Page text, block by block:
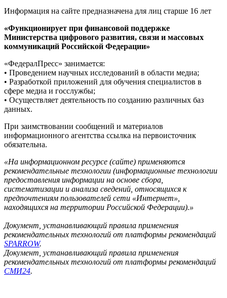
Информация на сайте предназначена для лиц старше 16 лет
«Функционирует при финансовой поддержке
Министерства цифрового развития, связи и массовых
коммуникаций Российской Федерации»
«ФедералПресс» занимается:
• Проведением научных исследований в области медиа;
• Разработкой приложений для обучения специалистов в
сфере медиа и госслужбы;
• Осуществляет деятельность по созданию различных баз
данных.
При заимствовании сообщений и материалов
информационного агентства ссылка на первоисточник
обязательна.
«На информационном ресурсе (сайте) применяются
рекомендательные технологии (информационные технологии
предоставления информации на основе сбора,
систематизации и анализа сведений, относящихся к
предпочтениям пользователей сети «Интернет»,
находящихся на территории Российской Федерации).»
Документ, устанавливающий правила применения
рекомендательных технологий от платформы рекомендаций
SPARROW.
Документ, устанавливающий правила применения
рекомендательных технологий от платформы рекомендаций
СМИ24.